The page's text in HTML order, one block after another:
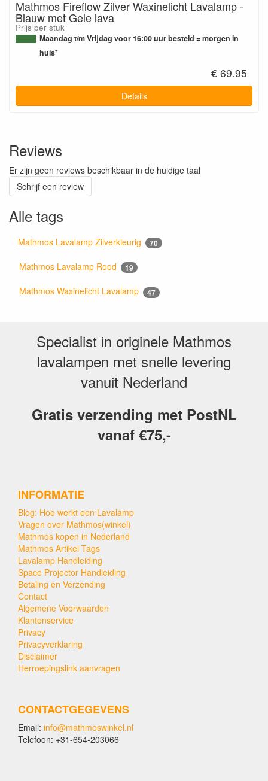
Mathmos Fireflow Zilver Waxinelicht Lavalamp -
Blauw met Gele lava
Prijs per stuk
Maandag t/m Vrijdag voor 16:00 uur besteld = morgen in
huis*
€ 69.95
Details
Reviews
Er zijn geen reviews beschikbaar in de huidige taal
Schrijf een review
Alle tags
Mathmos Lavalamp Zilverkleurig 70
Mathmos Lavalamp Rood 19
Mathmos Waxinelicht Lavalamp 47
Specialist in originele Mathmos
lavalampen met snelle levering
vanuit Nederland
Gratis verzending met PostNL
vanaf €75,-
INFORMATIE
Blog: Hoe werkt een Lavalamp
Vragen over Mathmos(winkel)
Mathmos kopen in Nederland
Mathmos Artikel Tags
Lavalamp Handleiding
Space Projector Handleiding
Betaling en Verzending
Contact
Algemene Voorwaarden
Klantenservice
Privacy
Privacyverklaring
Disclaimer
Herroepingslink aanvragen
CONTACTGEGEVENS
Email: info@mathmoswinkel.nl
Telefoon: +31-654-203066